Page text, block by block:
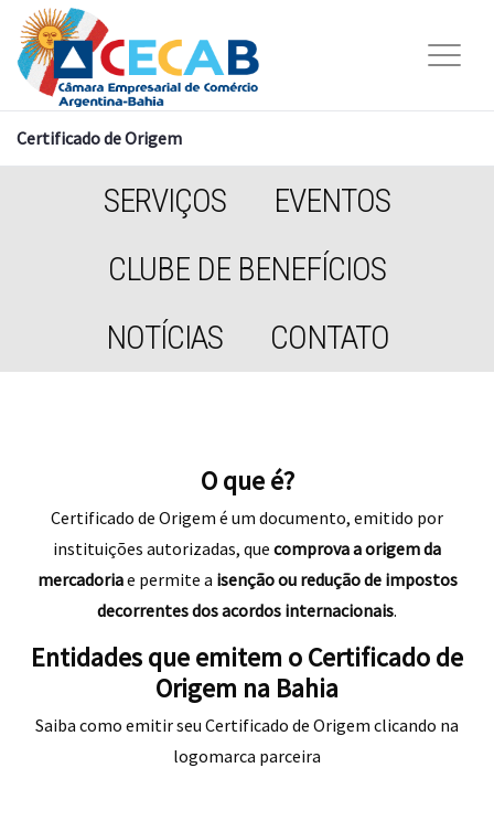
Certificado de Origem
SERVIÇOS
EVENTOS
CLUBE DE BENEFÍCIOS
NOTÍCIAS
CONTATO
O que é?
Certificado de Origem é um documento, emitido por
instituições autorizadas, que comprova a origem da
mercadoriae permite a isenção ou redução de impostos
decorrentes dos acordos internacionais.
Entidades que emitem o Certificado de
Origem na Bahia
Saiba como emitir seu Certificado de Origem clicando na
logomarca parceira